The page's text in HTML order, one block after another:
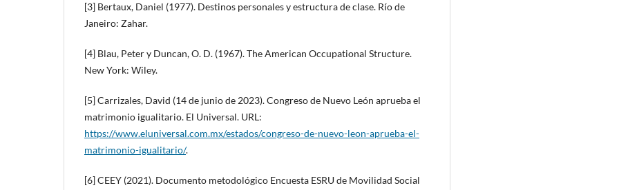
[3] Bertaux, Daniel (1977). Destinos personales y estructura de clase. Río de
Janeiro: Zahar.
[4] Blau, Peter y Duncan, O. D. (1967). The American Occupational Structure.
New York: Wiley.
[5] Carrizales, David (14 de junio de 2023). Congreso de Nuevo León aprueba el
matrimonio igualitario. El Universal. URL:
https://www.eluniversal.com.mx/estados/congreso-de-nuevo-leon-aprueba-el-
matrimonio-igualitario/.
[6] CEEY (2021). Documento metodológico Encuesta ESRU de Movilidad Social